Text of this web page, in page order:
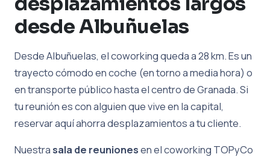
desde Albuñuelas
Desde Albuñuelas, el coworking queda a 28 km. Es un
trayecto cómodo en coche (en torno a media hora) o
en transporte público hasta el centro de Granada. Si
tu reunión es con alguien que vive en la capital,
reservar aquí ahorra desplazamientos a tu cliente.
Nuestrasala de reunionesen el coworking TOPyCo